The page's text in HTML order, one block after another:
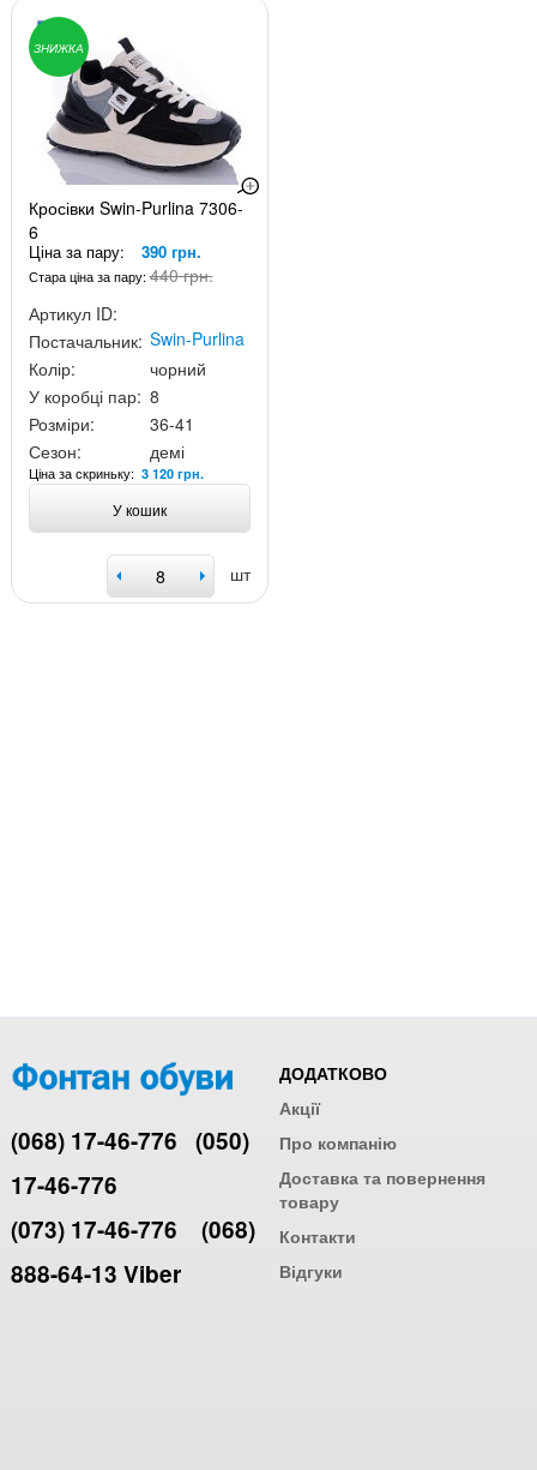
ЗНИЖКА
Кросівки Swin-Purlina 7306-
6
Ціна за пару: 390 грн.
Стара ціна за пару:440 грн.
Артикул ID:
Постачальник: Swin-Purlina
Колір:
чорний
У коробці пар: 8
Розміри:
36-41
Сезон:
демі
Ціна за скриньку: 3 120 грн.
У кошик
шт
(068) 17-46-776 (050)
17-46-776
(073) 17-46-776
(068)
888-64-13 Viber
ДОДАТКОВО
Акції
Про компанію
Доставка та повернення
товару
Контакти
Відгуки